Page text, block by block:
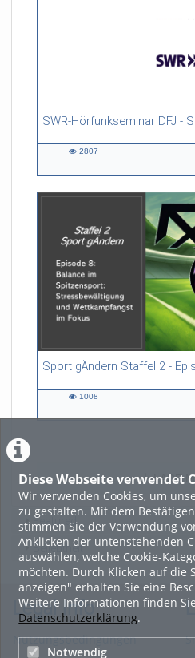
Diese Webseite verwendet
Wir verwenden Cookies, um
zu gestalten. Mit dem
stimmen Sie der Verwendung
Anklicken der untenstehenden
auswählen, welche Cookie-
möchten. Durch Klicken auf die
anzeigen" erhalten Sie eine
Weitere Informationen finden
Datenschutzerklärung.
Notwendig
SWR-Hörfunkseminar DFJ -
25:20 duration
2807
17:47 duration
1008
LADE
Featured
Beliebtheit
Legal Info
Nutzungsbedingungen